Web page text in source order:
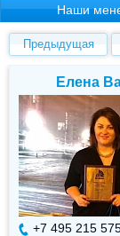
Наши
Предыдущая
Елена
+7 495 215